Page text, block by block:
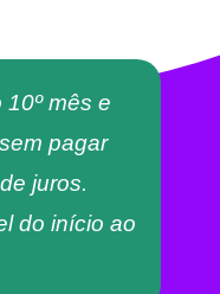
mês e
pagar
juros.
do início ao